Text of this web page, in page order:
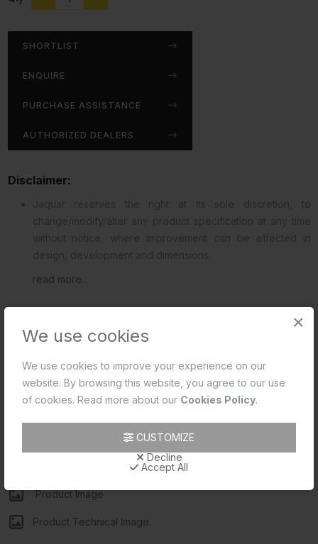
×
We use cookies
We use cookies to improve your experience on our
website. By browsing this website, you agree to our use
of cookies. Read more about our Cookies Policy.
CUSTOMIZE
Decline
Accept All
SHORTLIST
ENQUIRE
PURCHASE ASSISTANCE
AUTHORIZED DEALERS
Disclaimer:
read more...
DOWNLOADS রিভিউ (0)
Product Image
Product Technical Image